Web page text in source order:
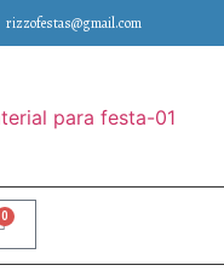
rizzofestas@gmail.com
0